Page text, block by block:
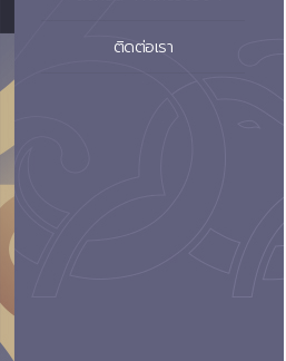
ติดต่อเรา